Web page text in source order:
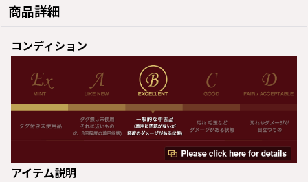
商品詳細
コンディション
アイテム説明